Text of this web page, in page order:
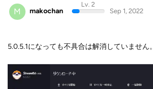
M makochan
Lv. 2
Sep 1, 2022
5.0.5.1になっても不具合は解消していません。